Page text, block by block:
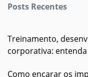
Posts Recentes
Treinamento,
corporativa:
Como encarar os